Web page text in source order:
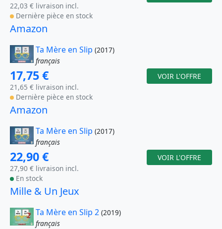
22,03 € livraison incl.
Dernière pièce en stock
Amazon
Ta Mère en Slip (2017)
français
17,75 €
21,65 € livraison incl.
Dernière pièce en stock
VOIR L'OFFRE
Amazon
Ta Mère en Slip (2017)
français
22,90 €
27,90 € livraison incl.
En stock
VOIR L'OFFRE
Mille & Un Jeux
Ta Mère en Slip 2 (2019)
français